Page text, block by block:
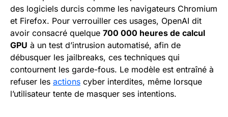
des logiciels durcis comme les navigateurs Chromium
et Firefox. Pour verrouiller ces usages, OpenAI dit
avoir consacré quelque 700 000 heures de calcul
GPU à un test d’intrusion automatisé, afin de
débusquer les jailbreaks, ces techniques qui
contournent les garde-fous. Le modèle est entraîné à
refuser les actions cyber interdites, même lorsque
l’utilisateur tente de masquer ses intentions.